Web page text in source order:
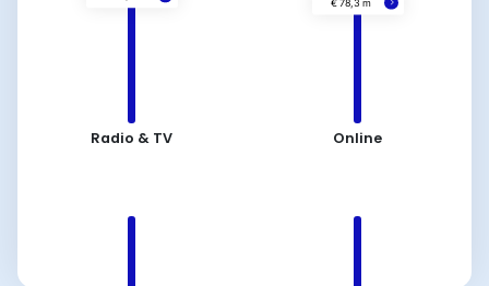
Radio & TV Online